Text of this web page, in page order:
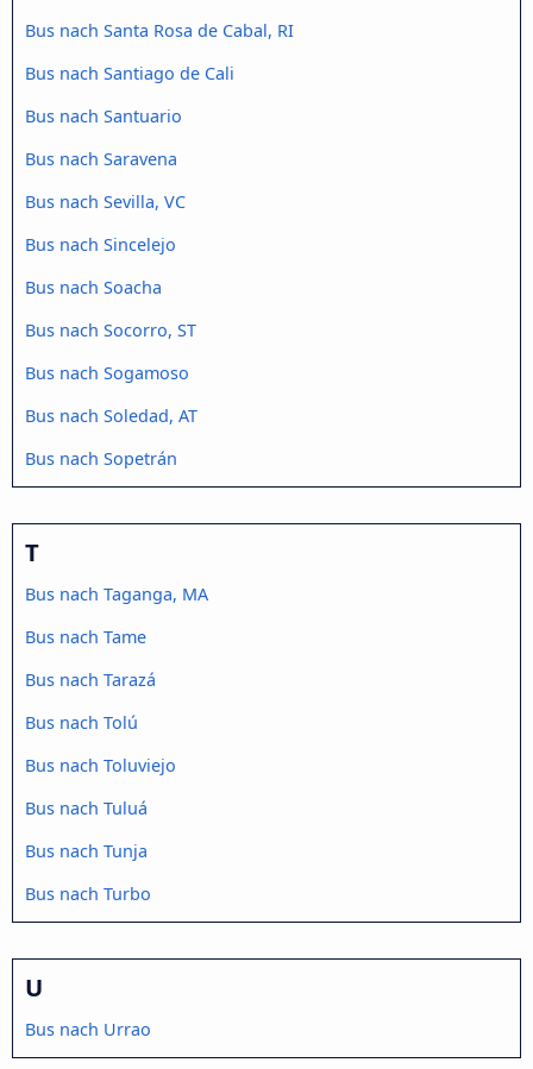
Bus nach Santa Rosa de Cabal, RI
Bus nach Santiago de Cali
Bus nach Santuario
Bus nach Saravena
Bus nach Sevilla, VC
Bus nach Sincelejo
Bus nach Soacha
Bus nach Socorro, ST
Bus nach Sogamoso
Bus nach Soledad, AT
Bus nach Sopetrán
T
Bus nach Taganga, MA
Bus nach Tame
Bus nach Tarazá
Bus nach Tolú
Bus nach Toluviejo
Bus nach Tuluá
Bus nach Tunja
Bus nach Turbo
U
Bus nach Urrao